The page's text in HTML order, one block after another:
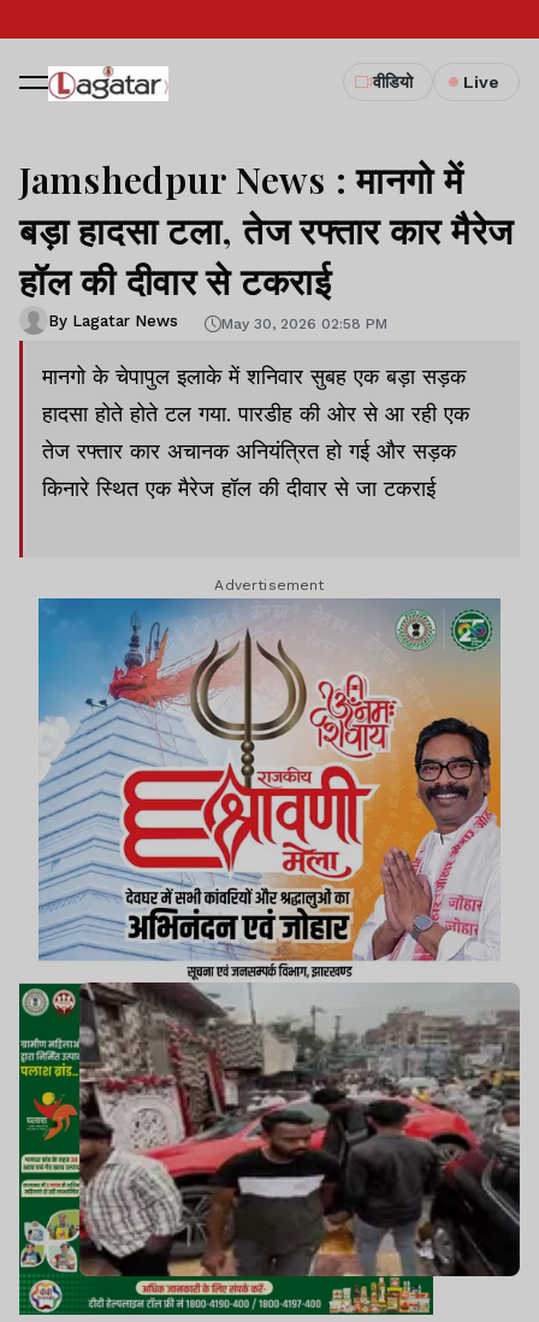
वीडियो Live
Jamshedpur News : मानगो में
बड़ा हादसा टला, तेज रफ्तार कार मैरेज
हॉल की दीवार से टकराई
By Lagatar News May 30, 2026 02:58 PM
मानगो के चेपापुल इलाके में शनिवार सुबह एक बड़ा सड़क
हादसा होते होते टल गया. पारडीह की ओर से आ रही एक
तेज रफ्तार कार अचानक अनियंत्रित हो गई और सड़क
किनारे स्थित एक मैरेज हॉल की दीवार से जा टकराई
Advertisement